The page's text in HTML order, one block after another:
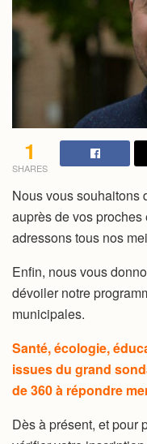
1
SHARES
Nous vous souhaitons
auprès de vos
adressons tous nos
Enfin, nous vous
dévoiler notre
municipales.
Santé, écologie,
issues du grand
de 360 à répondre
Dès à présent, et pour